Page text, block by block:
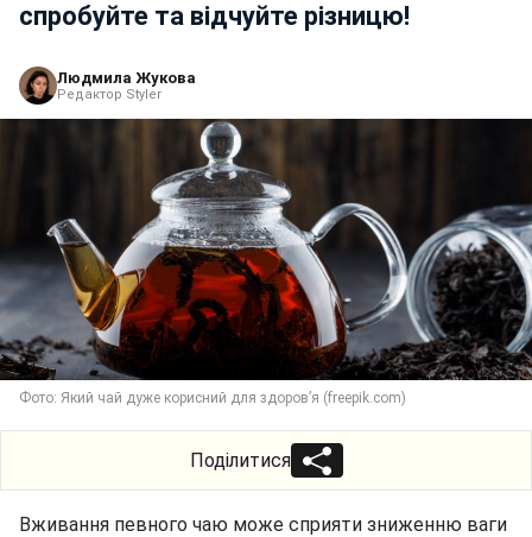
спробуйте та відчуйте різницю!
Людмила Жукова
Редактор Styler
Фото: Який чай дуже корисний для здоров’я (freepik.com)
Поділитися
Вживання певного чаю може сприяти зниженню ваги